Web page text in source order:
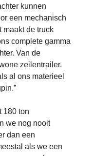
kunnen
een mechanisch
maakt de truck
complete gamma
Van de
zeilentrailer.
al ons materieel
180 ton
we nog nooit
dan een
als we een